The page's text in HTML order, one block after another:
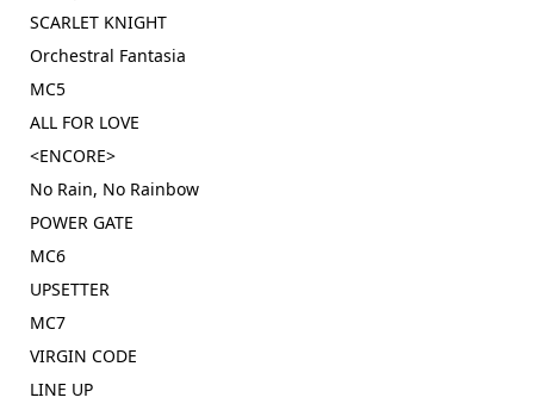
SCARLET KNIGHT
Orchestral Fantasia
MC5
ALL FOR LOVE
<ENCORE>
No Rain, No Rainbow
POWER GATE
MC6
UPSETTER
MC7
VIRGIN CODE
LINE UP